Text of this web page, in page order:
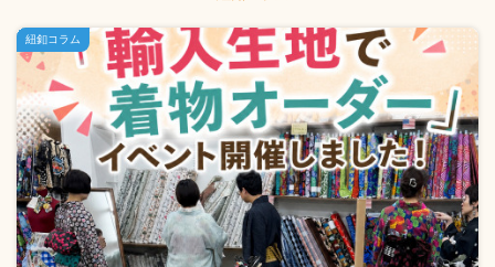
紐釦コラム